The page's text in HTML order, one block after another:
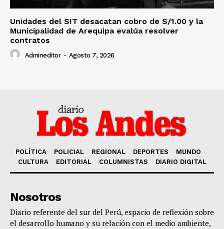
Unidades del SIT desacatan cobro de S/1.00 y la
Municipalidad de Arequipa evalúa resolver
contratos
Admineditor - Agosto 7, 2026
POLÍTICA POLICIAL REGIONAL DEPORTES
MUNDO
CULTURA
EDITORIAL COLUMNISTAS DIARIO DIGITAL
Nosotros
Diario referente del sur del Perú, espacio de reflexión sobre
el desarrollo humano y su relación con el medio ambiente,